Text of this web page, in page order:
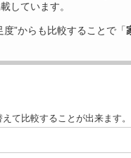
しています。
”からも比較することで「
て比較することが出来ます。